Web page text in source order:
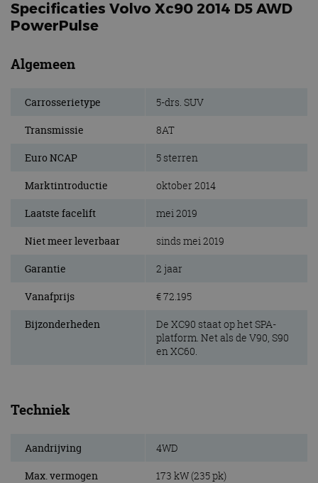
Specificaties Volvo Xc90 2014 D5 AWD
PowerPulse
Algemeen
Carrosserietype 5-drs. SUV
Transmissie 8AT
Euro NCAP 5 sterren
Marktintroductie oktober 2014
Laatste facelift mei 2019
Niet meer leverbaar sinds mei 2019
Garantie 2 jaar
Vanafprijs € 72.195
Bijzonderheden
De XC90 staat op het SPA-
platform. Net als de V90, S90
en XC60.
Techniek
Aandrijving 4WD
Max. vermogen 173 kW (235 pk)